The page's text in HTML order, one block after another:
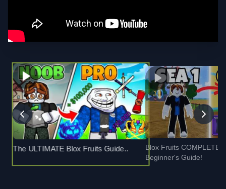
The ULTIMATE Blox Fruits Guide..
Blox Fruits COMPLETE
Beginner's Guide!